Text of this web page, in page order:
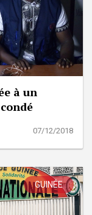
à un
07/12/2018
GUINÉE